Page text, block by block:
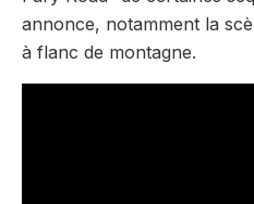
annonce, notamment la
à flanc de montagne.